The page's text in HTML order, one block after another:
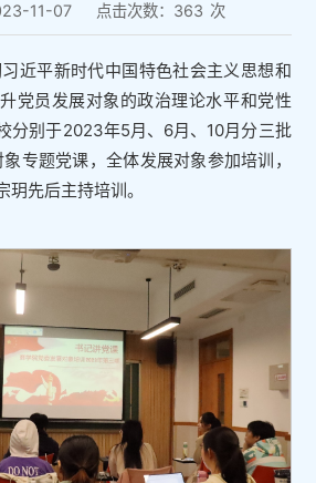
11-07 点击次数： 363 次
近平新时代中国特色社会主义思想和
党员发展对象的政治理论水平和党性
分别于2023年5月、6月、10月分三批
专题党课，全体发展对象参加培训，
先后主持培训。